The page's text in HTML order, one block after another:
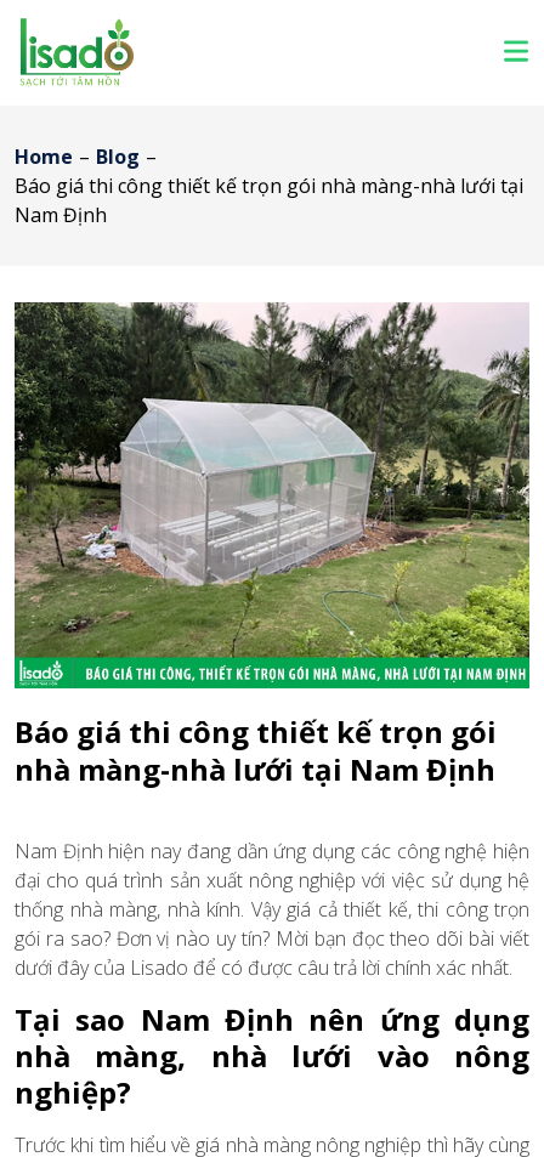
Home – Blog –
Báo giá thi công thiết kế trọn gói nhà màng-nhà lưới tại
Nam Định
Báo giá thi công thiết kế trọn gói
nhà màng-nhà lưới tại Nam Định
Nam Định hiện nay đang dần ứng dụng các công nghệ hiện
đại cho quá trình sản xuất nông nghiệp với việc sử dụng hệ
thống nhà màng, nhà kính. Vậy giá cả thiết kế, thi công trọn
gói ra sao? Đơn vị nào uy tín? Mời bạn đọc theo dõi bài viết
dưới đây của Lisado để có được câu trả lời chính xác nhất.
Tại sao Nam Định nên ứng dụng
nhà màng, nhà lưới vào nông
nghiệp?
Trước khi tìm hiểu về giá nhà màng nông nghiệp thì hãy cùng